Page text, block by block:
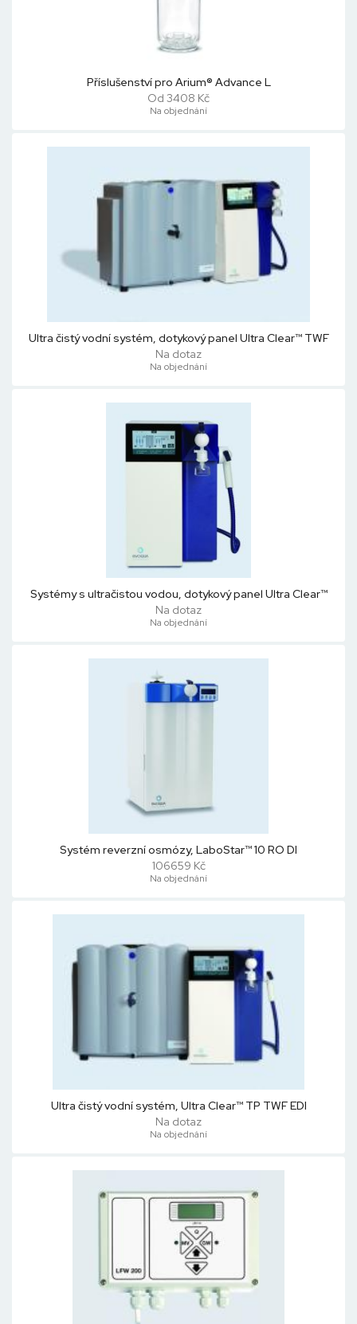
Příslušenství pro Arium® Advance L
Od 3408 Kč
Na objednání
Ultra čistý vodní systém, dotykový panel Ultra Clear™ TWF
Na dotaz
Na objednání
Systémy s ultračistou vodou, dotykový panel Ultra Clear™
Na dotaz
Na objednání
Systém reverzní osmózy, LaboStar™ 10 RO DI
106659 Kč
Na objednání
Ultra čistý vodní systém, Ultra Clear™ TP TWF EDI
Na dotaz
Na objednání